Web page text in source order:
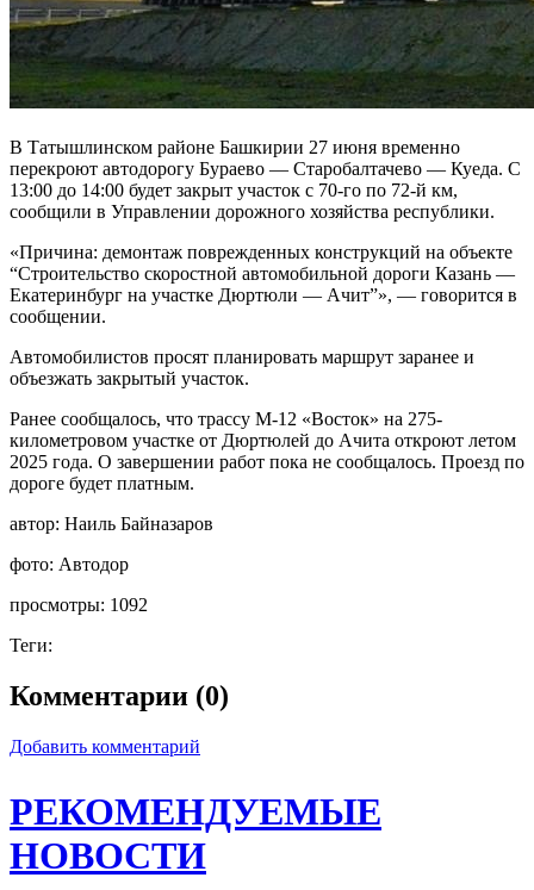
В Татышлинском районе Башкирии 27 июня временно
перекроют автодорогу Бураево — Старобалтачево — Куеда. С
13:00 до 14:00 будет закрыт участок с 70-го по 72-й км,
сообщили в Управлении дорожного хозяйства республики.
«Причина: демонтаж поврежденных конструкций на объекте
“Строительство скоростной автомобильной дороги Казань —
Екатеринбург на участке Дюртюли — Ачит”», — говорится в
сообщении.
Автомобилистов просят планировать маршрут заранее и
объезжать закрытый участок.
Ранее сообщалось, что трассу М-12 «Восток» на 275-
километровом участке от Дюртюлей до Ачита откроют летом
2025 года. О завершении работ пока не сообщалось. Проезд по
дороге будет платным.
автор: Наиль Байназаров
фото: Автодор
просмотры: 1092
Теги:
Комментарии (0)
Добавить комментарий
РЕКОМЕНДУЕМЫЕ
НОВОСТИ